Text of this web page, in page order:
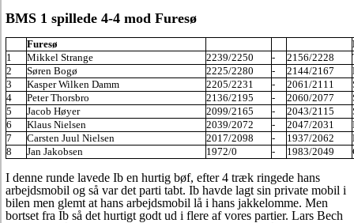
BMS 1 spillede 4-4 mod Furesø
Furesø
1
Mikkel Strange 2239/2250 - 2156/2228
2
Søren Bogø 2225/2280 - 2144/2167
3
Kasper Wilken Damm 2205/2231 - 2061/2111
4
Peter Thorsbro 2136/2195 - 2060/2077
5
Jacob Høyer 2099/2165 - 2043/2115
6
Klaus Nielsen 2039/2072 - 2047/2031
7
Carsten Juul Nielsen 2017/2098 - 1937/2062
8
Jan Jakobsen 1972/0 - 1983/2049
I denne runde lavede Ib en hurtig bøf, efter 4 træk ringede hans
arbejdsmobil og så var det parti tabt. Ib havde lagt sin private mobil i
bilen men glemt at hans arbejdsmobil lå i hans jakkelomme. Men
bortset fra Ib så det hurtigt godt ud i flere af vores partier. Lars Bech